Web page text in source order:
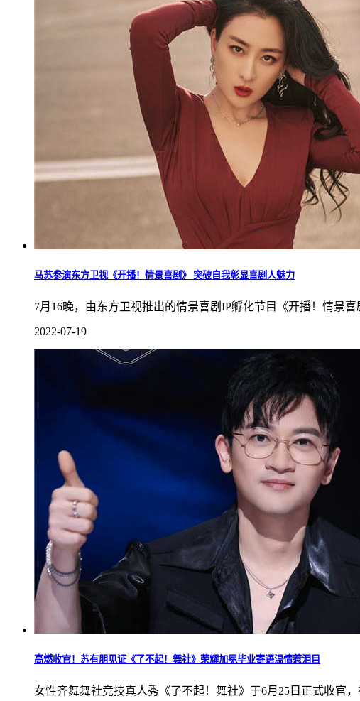
马苏参演东方卫视《开播！情景喜剧》 突破自我彰显喜剧人魅力
7月16晚，由东方卫视推出的情景喜剧IP孵化节目《开播！情景
2022-07-19
高燃收官！苏有朋见证《了不起！舞社》荣耀加冕毕业寄语温情惹泪目
女性齐舞舞社竞技真人秀《了不起！舞社》于6月25日正式收官